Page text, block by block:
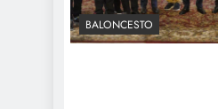
BALONCESTO